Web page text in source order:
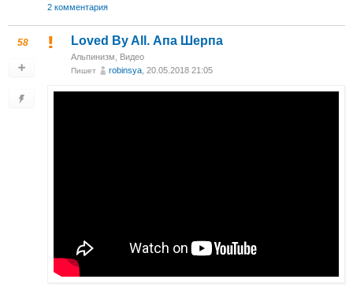
2 комментария
58 Loved By All. Апа Шерпа
Альпинизм Видео
Пишет robinsya , 20.05.2018 21:05